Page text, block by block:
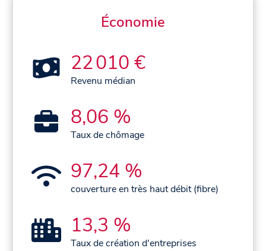
Économie
22 010 €
Revenu médian
8,06 %
Taux de chômage
97,24 %
couverture en très haut débit (fibre)
13,3 %
Taux de création d'entreprises